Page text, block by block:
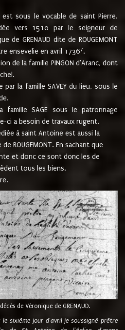
est sous le vocable de saint Pierre.
vers 1510 par le seigneur de
de GRENAUD dite de ROUGEMONT
ensevelie en avril 17367.
de la famille PINGON d'Aranc, dont
la famille SAVEY du lieu, sous le
famille SAGE sous le patronnage
ci a besoin de travaux rugent.
à saint Antoine est aussi la
ROUGEMONT. En sachant que
et donc ce sont donc les de
tous les biens.
de Véronique de GRENAUD.
sixième jour d'avril je soussigné prêtre